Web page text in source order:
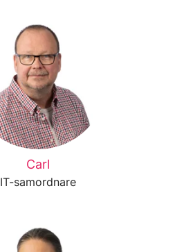
Carl
IT-samordnare